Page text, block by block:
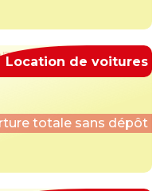
totale sans dépôt
Location de voitures